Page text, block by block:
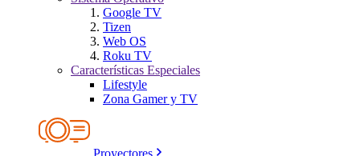
Google TV
Tizen
Web OS
Roku TV
Características Especiales
Lifestyle
Zona Gamer y TV
Proyectores